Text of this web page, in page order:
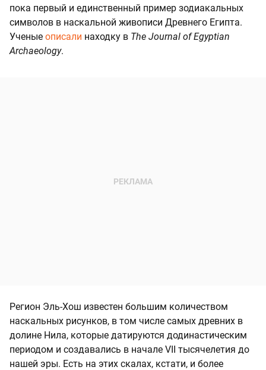
пока первый и единственный пример зодиакальных
символов в наскальной живописи Древнего Египта.
Ученые описали находку в The Journal of Egyptian
Archaeology.
Регион Эль-Хош известен большим количеством
наскальных рисунков, в том числе самых древних в
долине Нила, которые датируются додинастическим
периодом и создавались в начале VII тысячелетия до
нашей эры. Есть на этих скалах, кстати, и более